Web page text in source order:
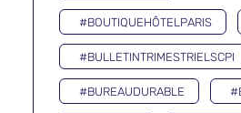
#BOUTIQUEHÔTELPARIS
#BULLETINTRIMESTRIELSCPI
#BUREAUDURABLE